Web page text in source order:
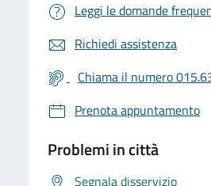
Leggi le domande
Richiedi assistenza
Chiama il numero
Prenota appuntamento
Problemi in città
Segnala disservizio